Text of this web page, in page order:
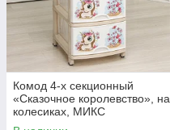
Комод 4-х секционный
«Сказочное королевство», на
колесиках, МИКС